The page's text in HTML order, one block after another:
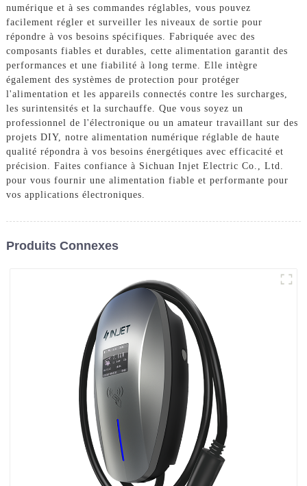
numérique et à ses commandes réglables, vous pouvez
facilement régler et surveiller les niveaux de sortie pour
répondre à vos besoins spécifiques. Fabriquée avec des
composants fiables et durables, cette alimentation garantit des
performances et une fiabilité à long terme. Elle intègre
également des systèmes de protection pour protéger
l'alimentation et les appareils connectés contre les surcharges,
les surintensités et la surchauffe. Que vous soyez un
professionnel de l'électronique ou un amateur travaillant sur des
projets DIY, notre alimentation numérique réglable de haute
qualité répondra à vos besoins énergétiques avec efficacité et
précision. Faites confiance à Sichuan Injet Electric Co., Ltd.
pour vous fournir une alimentation fiable et performante pour
vos applications électroniques.
Produits Connexes